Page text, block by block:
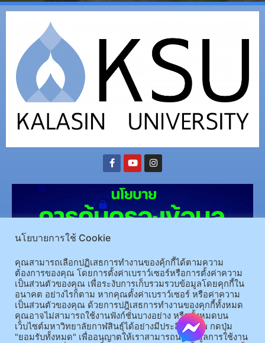
(อ.นามน)13 หมู่ 14 ต.สงเปลือย อ.นามน จ.กาฬสินธุ์ 46230โทรศัพท์ : 043-602-055 โทรสาร :
043-602-044
(อ.เมือง)62/1 ถ.เกษตรสมบูรณ์ ต.กาฬสินธุ์ อ.เมือง จ.กาฬสินธุ์ 46000โทรศัพท์ 043-811128 08-
64584360 โทรสาร 043-813070
นโยบายการใช้ Cookie
คุณสามารถเลือกปฏิเสธการทำงานของคุ้กกี้ได้ตามความ
ต้องการของคุณ โดยการตั้งค่าเบราว์เซอร์หรือการตั้งค่าความ
เป็นส่วนตัวของคุณ เพื่อระงับการเก็บรวมรวบข้อมูลโดยคุกกี้ใน
อนาคต อย่างไรก็ตาม หากคุณตั้งค่าเบราว์เซอร์ หรือค่าความ
เป็นส่วนตัวของคุณ ด้วยการปฎิเสธการทำงานของคุกกี้ทั้งหมด
คุณอาจไม่สามารถใช้งานฟังก์ชั่นบางอย่าง หรือทั้งหมดบน
เว็บไซต์มหาวิทยาลัยกาฬสินธุ์ได้อย่างมีประสิทธิภาพ กดปุ่ม
"ยอมรับทั้งหมด" เพื่ออนุญาตให้เราสามารถนำข้อมูลการใช้งาน